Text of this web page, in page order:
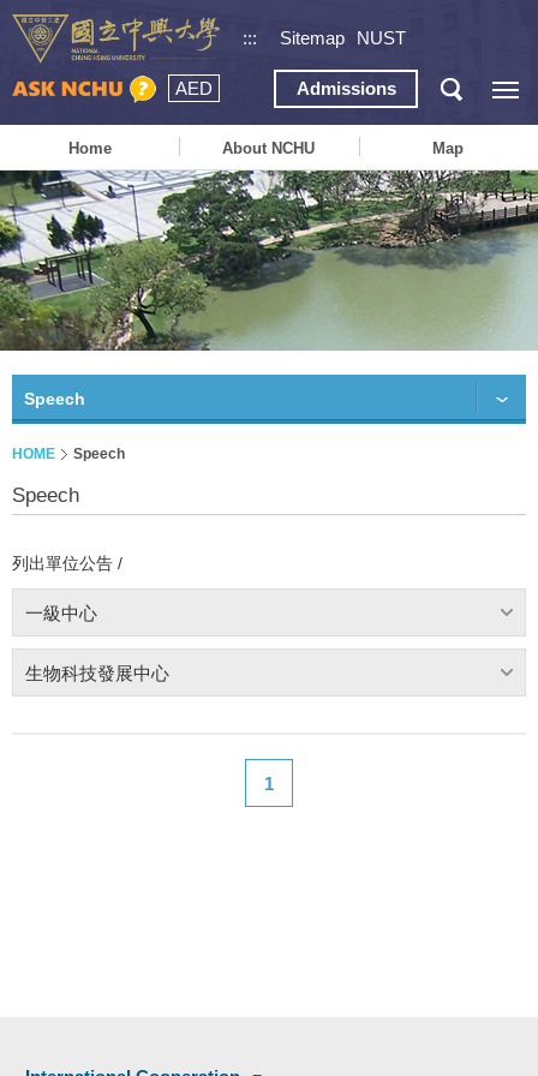
::: Sitemap NUST
AED Admissions
Home About NCHU Map
Speech
HOME Speech
Speech
列出單位公告 /
一級中心
生物科技發展中心
1